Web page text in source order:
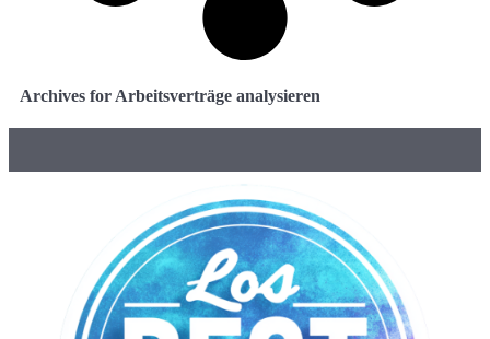
Archives for Arbeitsverträge analysieren